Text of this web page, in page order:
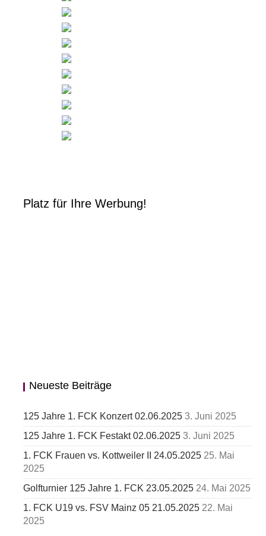
Platz für Ihre Werbung!
Neueste Beiträge
125 Jahre 1. FCK Konzert 02.06.2025 3. Juni 2025
125 Jahre 1. FCK Festakt 02.06.2025 3. Juni 2025
1. FCK Frauen vs. Kottweiler II 24.05.2025 25. Mai
2025
Golfturnier 125 Jahre 1. FCK 23.05.2025 24. Mai 2025
1. FCK U19 vs. FSV Mainz 05 21.05.2025 22. Mai
2025